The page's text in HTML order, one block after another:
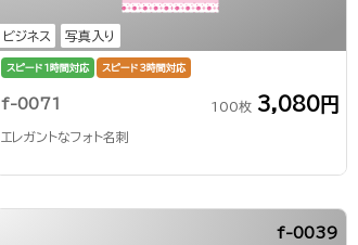
ビジネス 写真入り
スピード1時間対応 スピード3時間対応
f-0071 100枚 3,080円
エレガントなフォト名刺
f-0039